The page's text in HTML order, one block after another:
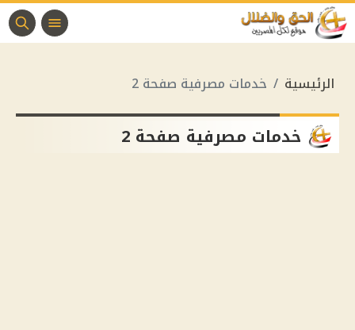
الرئيسية خدمات مصرفية صفحة 2
خدمات مصرفية صفحة 2